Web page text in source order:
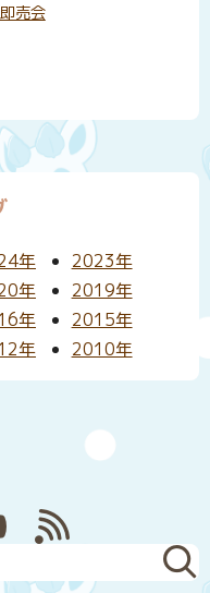
売会
年
2023年
年
2019年
年
2015年
年 2010年
YouTube